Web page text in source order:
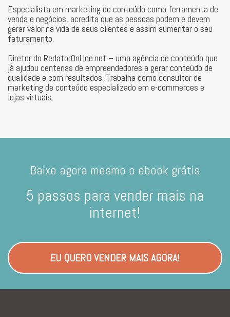
Especialista em marketing de conteúdo como ferramenta de
venda e negócios, acredita que as pessoas podem e devem
gerar valor na vida de seus clientes e assim aumentar o seu
faturamento.
Diretor do RedatorOnLine.net – uma agência de conteúdo que
já ajudou centenas de empreendedores a gerar conteúdo de
qualidade e com resultados. Trabalha como consultor de
marketing de conteúdo especializado em e-commerces e
lojas virtuais.
Baixe agora mesmo o ebook grátis
5 passos para vender mais na
internet!
EU QUERO VENDER MAIS AGORA!